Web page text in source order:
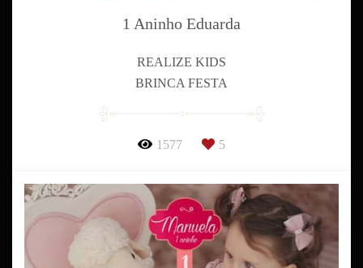
1 Aninho Eduarda
REALIZE KIDS
BRINCA FESTA
1577 5